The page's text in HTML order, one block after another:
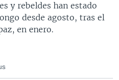
y rebeldes han estado
desde agosto, tras el
en enero.